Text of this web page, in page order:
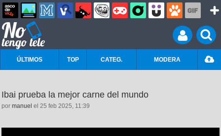
ÚLTIMOS TOP CATEG. MODERA
Ibai prueba la mejor carne del mundo
por manuel el 25 feb 2025, 11:39